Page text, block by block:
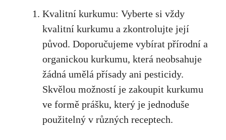
Kvalitní ​kurkumu: Vyberte‍ si vždy
kvalitní kurkumu a zkontrolujte její
původ. Doporučujeme vybírat přírodní a
organickou kurkumu, která neobsahuje
žádná umělá přísady ani pesticidy.
Skvělou možností je zakoupit kurkumu
ve formě prášku, který je jednoduše
použitelný v různých receptech.